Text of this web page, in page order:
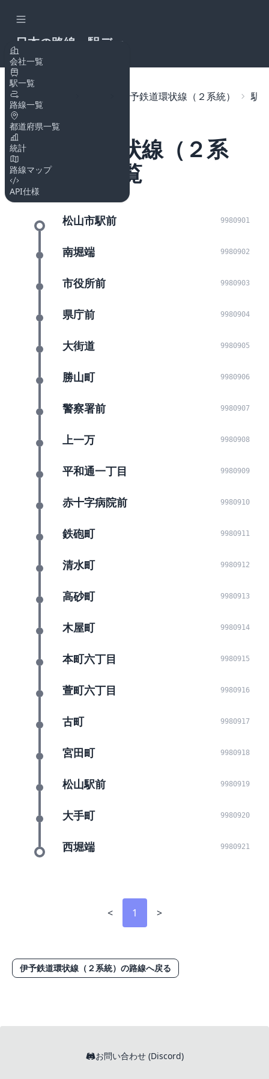
会社一覧
駅一覧
路線一覧
都道府県一覧
統計
路線マップ
API仕様
日本の路線・駅デー
トップページ 伊予鉄道環状線（２系統） 駅
伊予鉄道環状線（２系
統）の駅一覧
松山市駅前 9980901
南堀端 9980902
市役所前 9980903
県庁前 9980904
大街道 9980905
勝山町 9980906
警察署前 9980907
上一万 9980908
平和通一丁目 9980909
赤十字病院前 9980910
鉄砲町 9980911
清水町 9980912
高砂町 9980913
木屋町 9980914
本町六丁目 9980915
萱町六丁目 9980916
古町 9980917
宮田町 9980918
松山駅前 9980919
大手町 9980920
西堀端 9980921
< 1 >
伊予鉄道環状線（２系統）の路線へ戻る
お問い合わせ (Discord)